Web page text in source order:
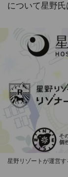
について星野氏
星野リゾートが運営す